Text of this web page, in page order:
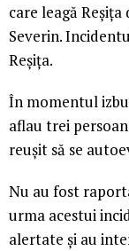
care leagă
Severin.
Reșița.
În momentul
aflau trei
reușit să se
Nu au fost
urma acestui
alertate și au